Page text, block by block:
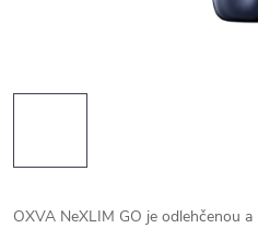
OXVA NeXLIM GO je odlehčenou